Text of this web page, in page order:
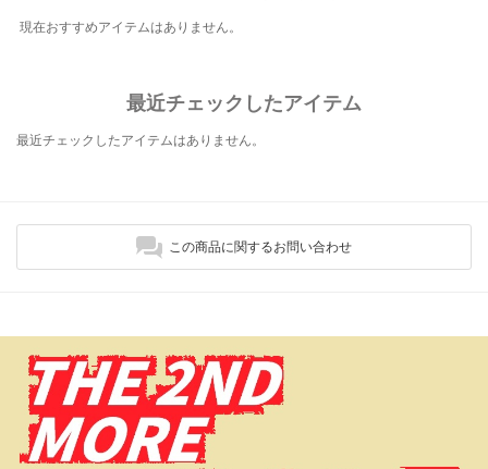
現在おすすめアイテムはありません。
最近チェックしたアイテム
最近チェックしたアイテムはありません。
この商品に関するお問い合わせ